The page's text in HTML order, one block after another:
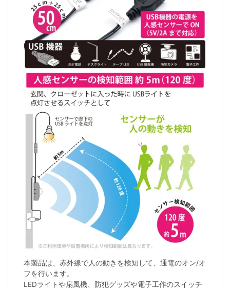
本製品は、赤外線で人の動きを検知して、通電のオン/オ
フを行います。
LEDライトや扇風機、防犯グッズや電子工作のスイッチ